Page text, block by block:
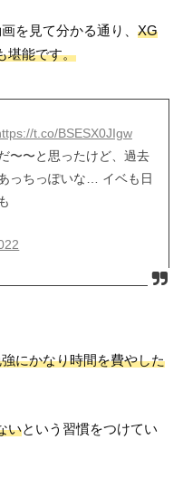
を見て分かる通り、XG
堪能です。
t.co/BSESX0JIgw
〜〜と思ったけど、過去
っちっぽいな… イベも日
にかなり時間を費やした
いという習慣をつけてい